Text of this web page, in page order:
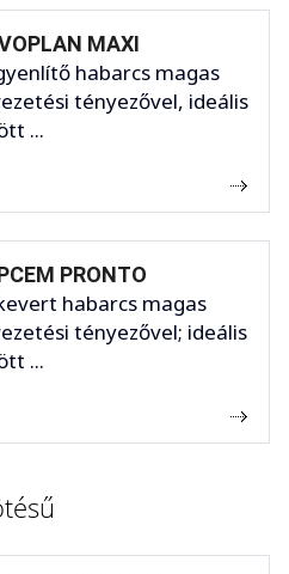
MAXI
habarcs magas
tényezővel, ideális
...
PRONTO
habarcs magas
tényezővel; ideális
...